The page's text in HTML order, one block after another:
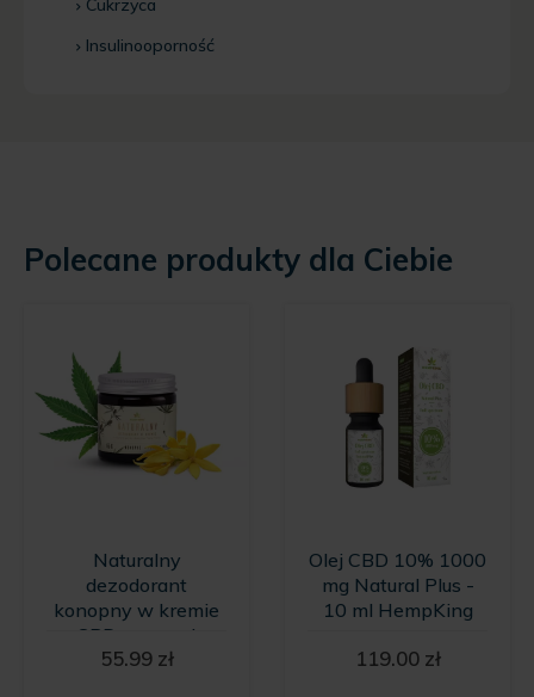
Cukrzyca
Insulinooporność
Polecane produkty dla Ciebie
Naturalny
dezodorant
konopny w kremie
z CBD o zapachu
wanilii i kwiatów
55.99 zł
Olej CBD 10% 1000
mg Natural Plus -
10 ml HempKing
119.00 zł